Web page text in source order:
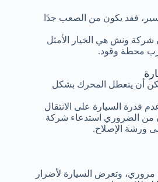
أن يتعطل المحرك بشكل
قدرة السيارة على الانتقال
من الضروري استدعاء شركة
ورشة الإصلاح.
السير، فقد يكون من الصعب جدًا
شركة ونش هي الخيار الأمثل
محطة وقود.
وتعرض السيارة لأضرار